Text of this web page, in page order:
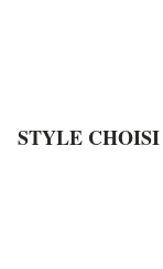
STYLE CHOISI